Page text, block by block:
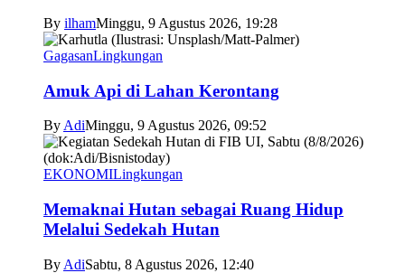
By ilhamMinggu, 9 Agustus 2026, 19:28
GagasanLingkungan
Amuk Api di Lahan Kerontang
By AdiMinggu, 9 Agustus 2026, 09:52
EKONOMILingkungan
Memaknai Hutan sebagai Ruang Hidup
Melalui Sedekah Hutan
By AdiSabtu, 8 Agustus 2026, 12:40